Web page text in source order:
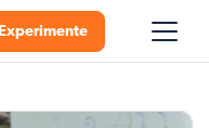
Experimente